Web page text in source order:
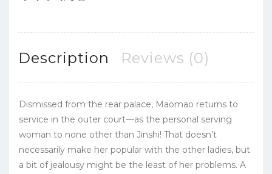
Description Reviews (0)
Dismissed from the rear palace, Maomao returns to
service in the outer court—as the personal serving
woman to none other than Jinshi! That doesn’t
necessarily make her popular with the other ladies, but
a bit of jealousy might be the least of her problems. A